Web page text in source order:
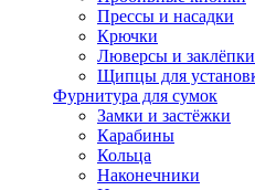
Прессы и насадки
Крючки
Люверсы и заклёпки
Щипцы для
Фурнитура для сумок
Замки и застёжки
Карабины
Кольца
Наконечники